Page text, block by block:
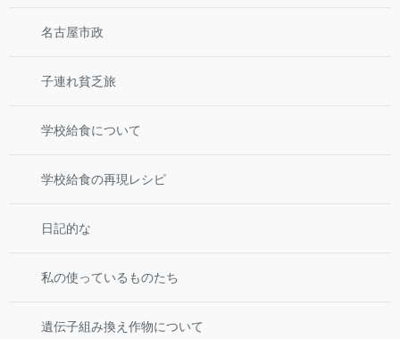
名古屋市政
子連れ貧乏旅
学校給食について
学校給食の再現レシピ
日記的な
私の使っているものたち
遺伝子組み換え作物について